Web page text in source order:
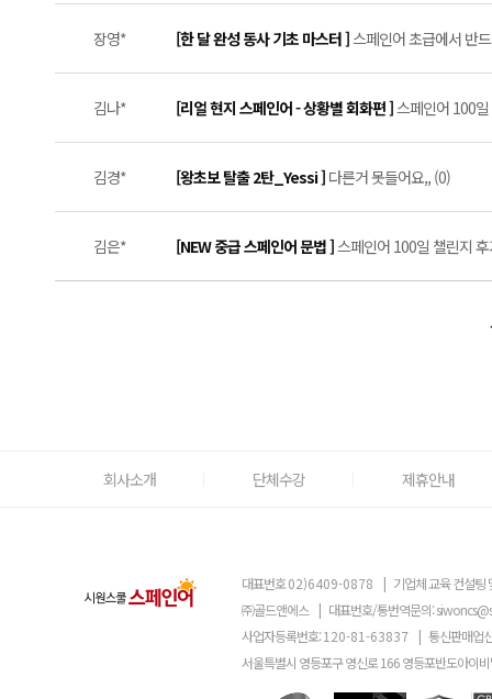
장영* [한 달 완성 동사 기초 마스터 ]스페인어 초급에서 반
김나* [리얼 현지 스페인어 - 상황별 회화편 ]스페인어 100
김경* [왕초보 탈출 2탄_Yessi ] 다른거 못들어요,, (0)
김은* [NEW 중급 스페인어 문법 ]스페인어 100일 챌린지
회사소개 단체수강 제휴안내
대표번호02)6409-0878 | 기업체 교육 컨설팅
㈜골드앤에스 | 대표번호/통번역문의:
사업자등록번호:120-81-63837 | 통신판매업
서울특별시 영등포구 영신로 166 영등포반도아이